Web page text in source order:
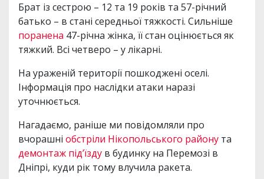
Брат із сестрою – 12 та 19 років та 57-річний
батько – в стані середньої тяжкості. Сильніше
поранена 47-річна жінка, її стан оцінюється як
тяжкий. Всі четверо – у лікарні.
На ураженій території пошкоджені оселі.
Інформація про наслідки атаки наразі
уточнюється.
Нагадаємо, раніше ми повідомляли про
вчорашні обстріли Нікопольського району та
демонтаж під’їзду в будинку на Перемозі в
Дніпрі, куди рік тому влучила ракета.